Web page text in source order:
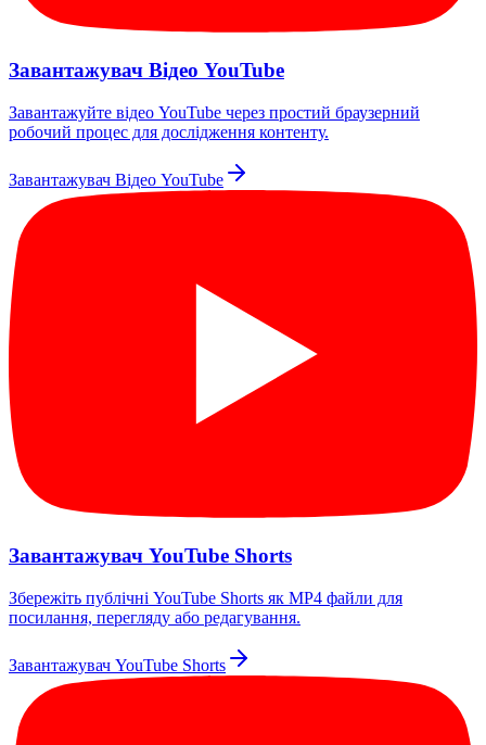
Завантажувач Відео YouTube
Завантажуйте відео YouTube через простий браузерний
робочий процес для дослідження контенту.
Завантажувач Відео YouTube
Завантажувач YouTube Shorts
Збережіть публічні YouTube Shorts як MP4 файли для
посилання, перегляду або редагування.
Завантажувач YouTube Shorts